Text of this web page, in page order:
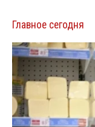
Главное сегодня